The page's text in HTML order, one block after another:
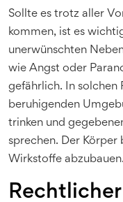
Sollte es trotz aller
kommen, ist es
unerwünschten
wie Angst oder
gefährlich. In solchen
beruhigenden
trinken und
sprechen. Der
Wirkstoffe abzubauen.